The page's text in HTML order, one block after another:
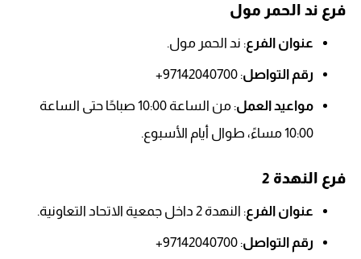
فرع ند الحمر مول
عنوان الفرع: ند الحمر مول.
رقم التواصل: 97142040700+
مواعيد العمل
: من الساعة 10:00 صباحًا حتى الساعة
10:00 مساءً، طوال أيام الأسبوع.
فرع النهدة 2
عنوان الفرع: النهدة 2 داخل جمعية الاتحاد التعاونية.
رقم التواصل: 97142040700+